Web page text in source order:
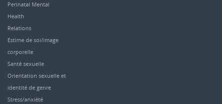
Perinatal Mental
Health
Relations
Estime de soi/image
corporelle
Santé sexuelle
Orientation sexuelle et
identité de genre
Stress/anxiété